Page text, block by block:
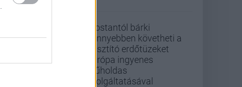
Mostantól bárki
könnyebben követheti a
pusztító erdőtüzeket
Európa ingyenes
műholdas
szolgáltatásával